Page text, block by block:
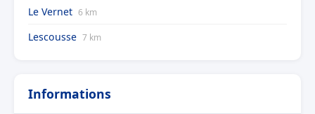
Le Vernet 6 km
Lescousse 7 km
Informations